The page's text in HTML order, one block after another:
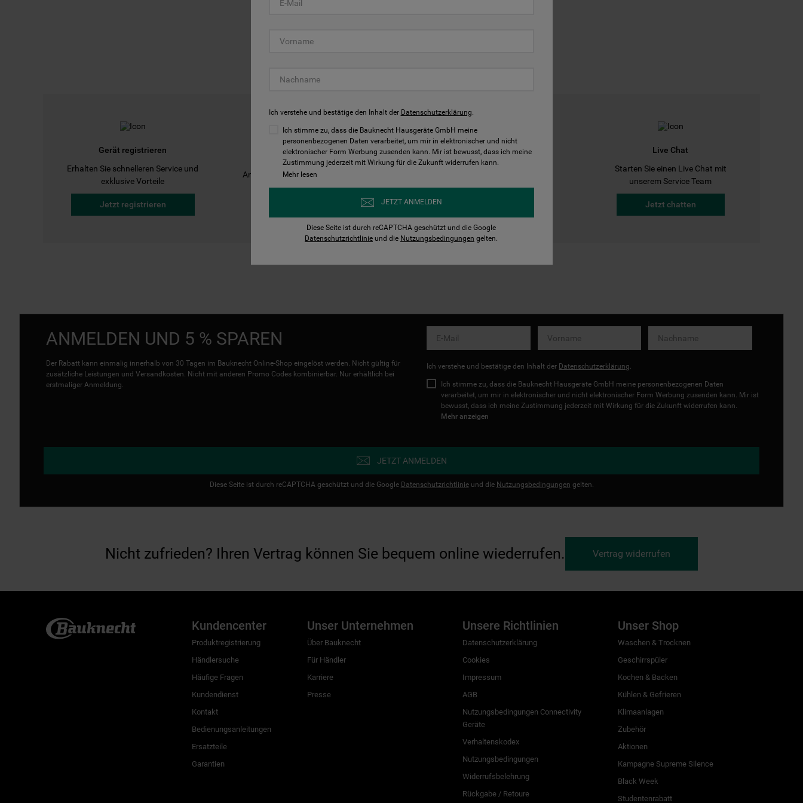
Gerät registrieren
Erhalten Sie schnelleren Service und
exklusive Vorteile
Jetzt registrieren
Bedienungsanleitungen
Anleitungen finden und herunterladen
Kontakt
Live Chat
Starten Sie einen Live Chat mit
unserem Service Team
Jetzt chatten
ANMELDEN UND 5 % SPAREN
Der Rabatt kann einmalig innerhalb von 30 Tagen im Bauknecht Online-Shop eingelöst werden. Nicht gültig für
zusätzliche Leistungen und Versandkosten. Nicht mit anderen Promo Codes kombinierbar. Nur erhältlich bei
erstmaliger Anmeldung.
Ich verstehe und bestätige den Inhalt der Datenschutzerklärung
Ich stimme zu, dass die Bauknecht Hausgeräte GmbH meine personenbezogenen Daten
verarbeitet, um mir in elektronischer und nicht elektronischer Form Werbung zusenden kann. Mir ist
bewusst, dass ich meine Zustimmung jederzeit mit Wirkung für die Zukunft widerrufen kann.
Mehr anzeigen
JETZT ANMELDEN
Diese Seite ist durch reCAPTCHA geschützt und die Google Datenschutzrichtlinieund die Nutzungsbedingungen gelten.
Nicht zufrieden? Ihren Vertrag können Sie bequem online wiederrufen. Vertrag widerrufen
Kundencenter
Produktregistrierung
Händlersuche
Häufige Fragen
Kundendienst
Kontakt
Bedienungsanleitungen
Ersatzteile
Garantien
Unser Unternehmen
Über Bauknecht
Für Händler
Karriere
Presse
Unsere Richtlinien
Datenschutzerklärung
Cookies
Impressum
AGB
Nutzungsbedingungen Connectivity
Geräte
Verhaltenskodex
Nutzungsbedingungen
Widerrufsbelehrung
Rückgabe / Retoure
Unser Shop
Waschen & Trocknen
Geschirrspüler
Kochen & Backen
Kühlen & Gefrieren
Klimaanlagen
Zubehör
Aktionen
Kampagne Supreme Silence
Black Week
Studentenrabatt
Ich verstehe und bestätige den Inhalt der Datenschutzerklärung.
Ich stimme zu, dass die Bauknecht Hausgeräte GmbH meine
personenbezogenen Daten verarbeitet, um mir in elektronischer und nicht
elektronischer Form Werbung zusenden kann. Mir ist bewusst, dass ich meine
Zustimmung jederzeit mit Wirkung für die Zukunft widerrufen kann.
Mehr lesen
JETZT ANMELDEN
Diese Seite ist durch reCAPTCHA geschützt und die Google
Datenschutzrichtlinie und die Nutzungsbedingungen gelten.